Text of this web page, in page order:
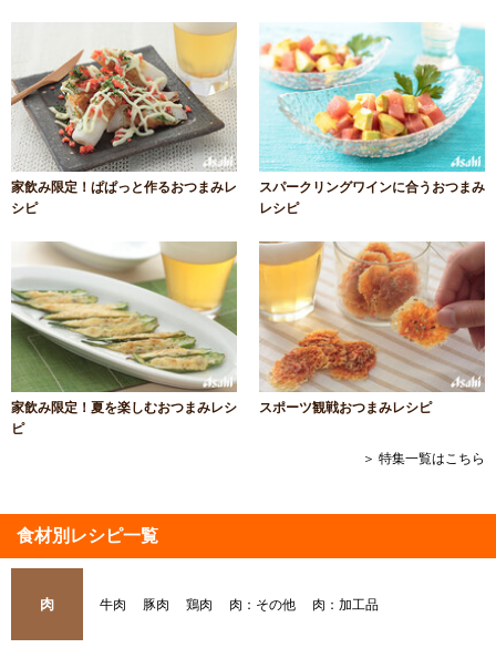
家飲み限定！ぱぱっと作るおつまみレ
シピ
スパークリングワインに合うおつまみ
レシピ
家飲み限定！夏を楽しむおつまみレシ
ピ
スポーツ観戦おつまみレシピ
＞ 特集一覧はこちら
食材別レシピ一覧
肉 牛肉 豚肉 鶏肉 肉：その他 肉：加工品